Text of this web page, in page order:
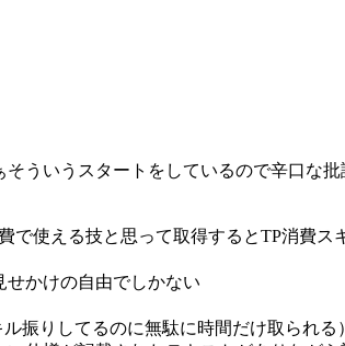
ういうスタートをしているので辛口な
で使える技と思って取得するとTP消費
せかけの自由でしかない
振りしてるのに無駄に時間だけ取られる）